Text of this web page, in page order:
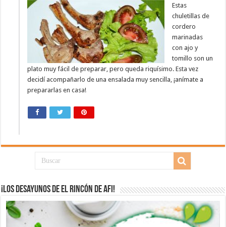
Estas
chuletillas de
cordero
marinadas
con ajo y
tomillo son un
plato muy fácil de preparar, pero queda riquísimo. Esta vez
decidí acompañarlo de una ensalada muy sencilla, ¡anímate a
prepararlas en casa!
¡Los desayunos de El Rincón de Afi!